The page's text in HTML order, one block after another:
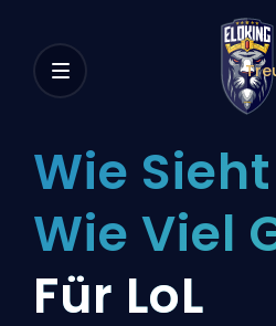
Wie
Wie Viel
Für LoL